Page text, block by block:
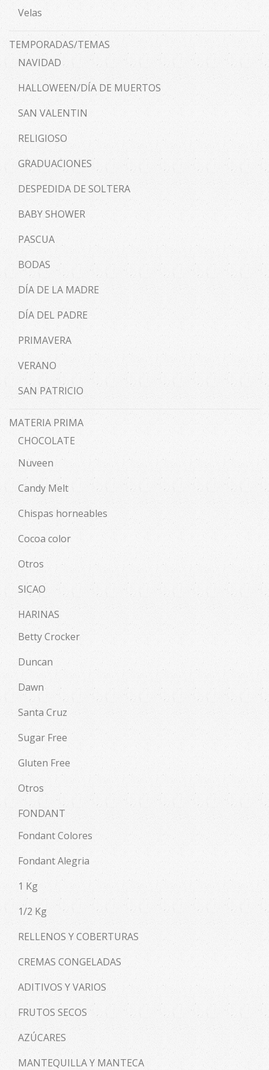
Velas
TEMPORADAS/TEMAS
NAVIDAD
HALLOWEEN/DÍA DE MUERTOS
SAN VALENTIN
RELIGIOSO
GRADUACIONES
DESPEDIDA DE SOLTERA
BABY SHOWER
PASCUA
BODAS
DÍA DE LA MADRE
DÍA DEL PADRE
PRIMAVERA
VERANO
SAN PATRICIO
MATERIA PRIMA
CHOCOLATE
Nuveen
Candy Melt
Chispas horneables
Cocoa color
Otros
SICAO
HARINAS
Betty Crocker
Duncan
Dawn
Santa Cruz
Sugar Free
Gluten Free
Otros
FONDANT
Fondant Colores
Fondant Alegria
1 Kg
1/2 Kg
RELLENOS Y COBERTURAS
CREMAS CONGELADAS
ADITIVOS Y VARIOS
FRUTOS SECOS
AZÚCARES
MANTEQUILLA Y MANTECA